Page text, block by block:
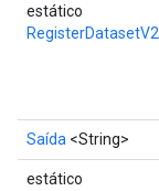
estático
RegisterDatasetV2
Saída <String>
estático